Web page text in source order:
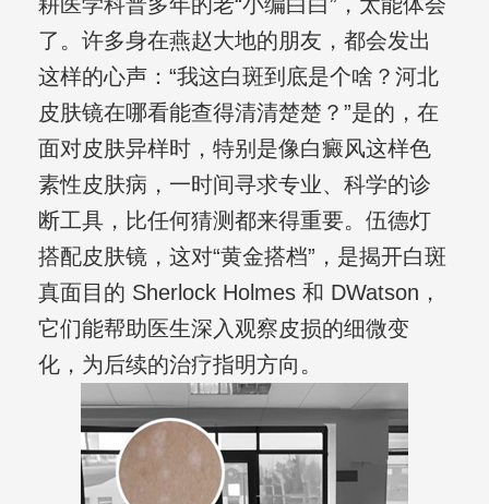
了。许多身在燕赵大地的朋友，都会发出
这样的心声：“我这白斑到底是个啥？河北
皮肤镜在哪看能查得清清楚楚？”是的，在
面对皮肤异样时，特别是像白癜风这样色
素性皮肤病，一时间寻求专业、科学的诊
断工具，比任何猜测都来得重要。伍德灯
搭配皮肤镜，这对“黄金搭档”，是揭开白斑
真面目的 Sherlock Holmes 和 DWatson，
它们能帮助医生深入观察皮损的细微变
化，为后续的治疗指明方向。